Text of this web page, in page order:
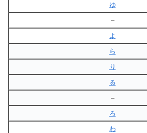
ゆ
–
よ
ら
り
る
–
ろ
わ